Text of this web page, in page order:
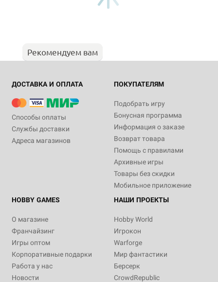
Рекомендуем вам
ДОСТАВКА И ОПЛАТА
Способы оплаты
Службы доставки
Адреса магазинов
ПОКУПАТЕЛЯМ
Подобрать игру
Бонусная программа
Информация о заказе
Возврат товара
Помощь с правилами
Архивные игры
Товары без скидки
Мобильное приложение
HOBBY GAMES
О магазине
Франчайзинг
Игры оптом
Корпоративные подарки
Работа у нас
Новости
НАШИ ПРОЕКТЫ
Hobby World
Игрокон
Warforge
Мир фантастики
Берсерк
CrowdRepublic